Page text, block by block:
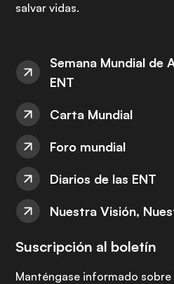
salvar vidas.
Semana Mundial de
ENT
Carta Mundial
Foro mundial
Diarios de las ENT
Nuestra Visión,
Suscripción al boletín
Manténgase informado